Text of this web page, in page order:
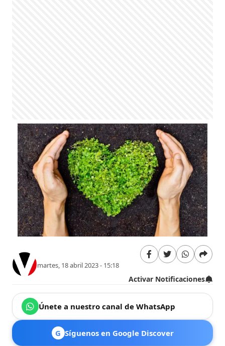
martes, 18 abril 2023 - 15:18
Activar Notificaciones
Únete a nuestro canal de WhatsApp
G Síguenos en Google Discover